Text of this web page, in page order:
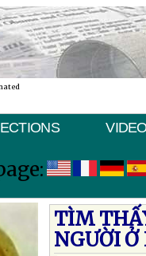
TÌM
NGƯỜI